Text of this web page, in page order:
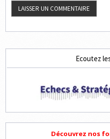
Ecoutez
Découvrez nos